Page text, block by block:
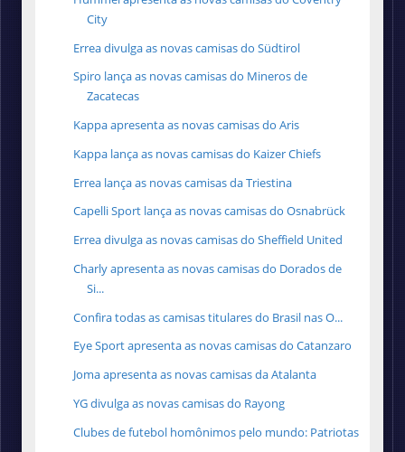
City
Errea divulga as novas camisas do Südtirol
Spiro lança as novas camisas do Mineros de
Zacatecas
Kappa apresenta as novas camisas do Aris
Kappa lança as novas camisas do Kaizer Chiefs
Errea lança as novas camisas da Triestina
Capelli Sport lança as novas camisas do Osnabrück
Errea divulga as novas camisas do Sheffield United
Charly apresenta as novas camisas do Dorados de
Si...
Confira todas as camisas titulares do Brasil nas O...
Eye Sport apresenta as novas camisas do Catanzaro
Joma apresenta as novas camisas da Atalanta
YG divulga as novas camisas do Rayong
Clubes de futebol homônimos pelo mundo: Patriotas